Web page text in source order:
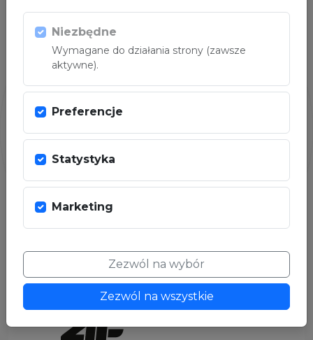
SPONSOR GŁÓWNY
PARTNER
Niezbędne
Wymagane do działania strony (zawsze
aktywne).
Preferencje
Statystyka
Marketing
Zezwól na wybór
Zezwól na wszystkie